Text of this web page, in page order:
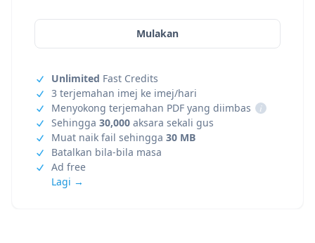
Mulakan
Unlimited Fast Credits
3 terjemahan imej ke imej/hari
Menyokong terjemahan PDF yang diimbas
i
Sehingga 30,000 aksara sekali gus
Muat naik fail sehingga 30 MB
Batalkan bila-bila masa
Ad free
Lagi →